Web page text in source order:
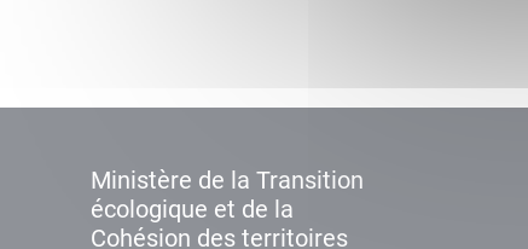
Ministère de la Transition
écologique et de la
Cohésion des territoires